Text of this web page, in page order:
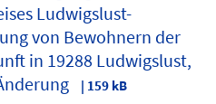
Ludwigslust-
von Bewohnern der
in 19288 Ludwigslust,
| 159 kB